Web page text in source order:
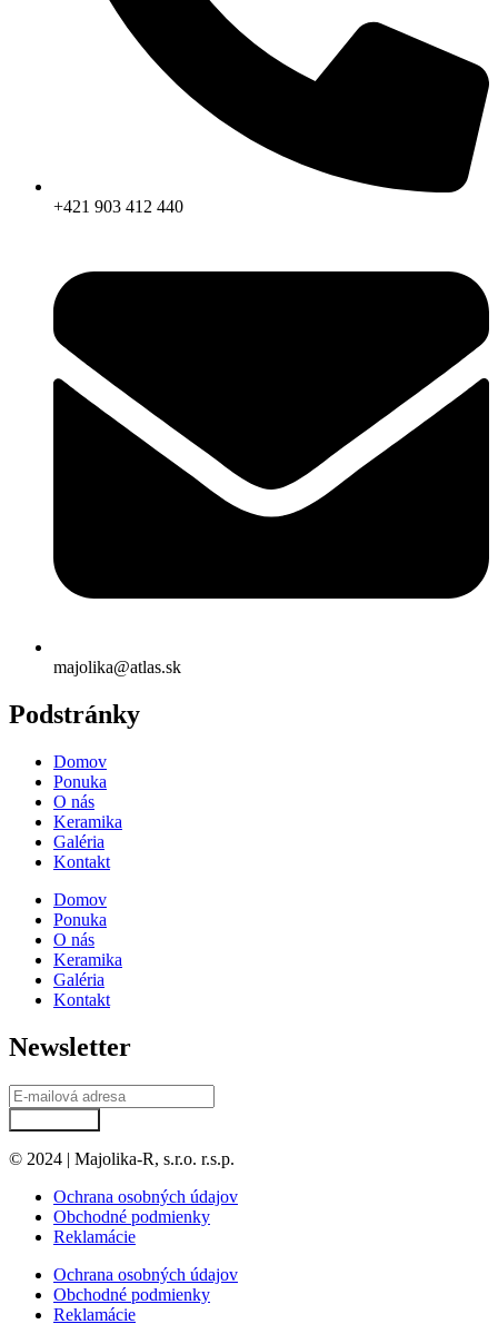
+421 903 412 440
majolika@atlas.sk
Podstránky
Domov
Ponuka
O nás
Keramika
Galéria
Kontakt
Domov
Ponuka
O nás
Keramika
Galéria
Kontakt
Newsletter
© 2024 | Majolika-R, s.r.o. r.s.p.
Ochrana osobných údajov
Obchodné podmienky
Reklamácie
Ochrana osobných údajov
Obchodné podmienky
Reklamácie